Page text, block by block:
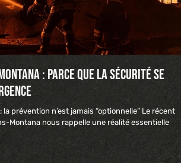
: parce que la sécurité se
prévention n’est jamais “optionnelle” Le récent
Montana nous rappelle une réalité essentielle